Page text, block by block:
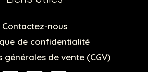
Contactez-nous
de confidentialité
générales de vente (CGV)